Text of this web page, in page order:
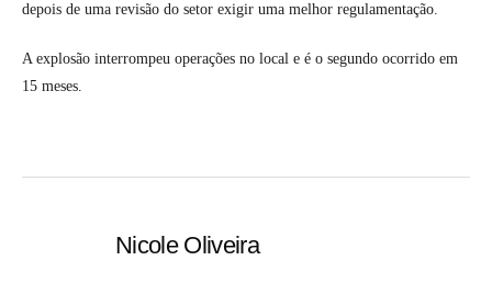
depois de uma revisão do setor exigir uma melhor regulamentação.
A explosão interrompeu operações no local e é o segundo ocorrido em
15 meses.
Nicole Oliveira